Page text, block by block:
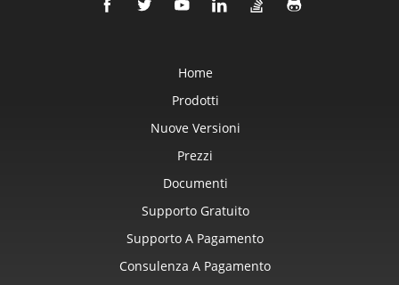
Home
Prodotti
Nuove Versioni
Prezzi
Documenti
Supporto Gratuito
Supporto A Pagamento
Consulenza A Pagamento